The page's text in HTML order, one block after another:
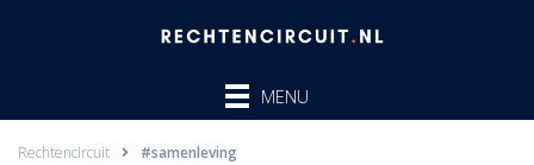
MENU
Rechtencircuit #samenleving